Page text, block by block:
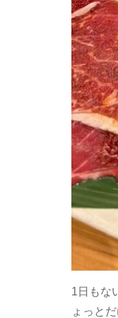
1日もな
ょっと